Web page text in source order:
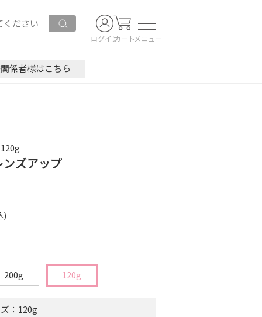
ログインカートメニュー
係者様はこちら
ズアップ
200g 120g
：120g